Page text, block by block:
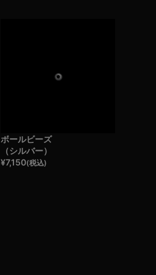
ボールビーズ
（シルバー）
¥7,150(税込)